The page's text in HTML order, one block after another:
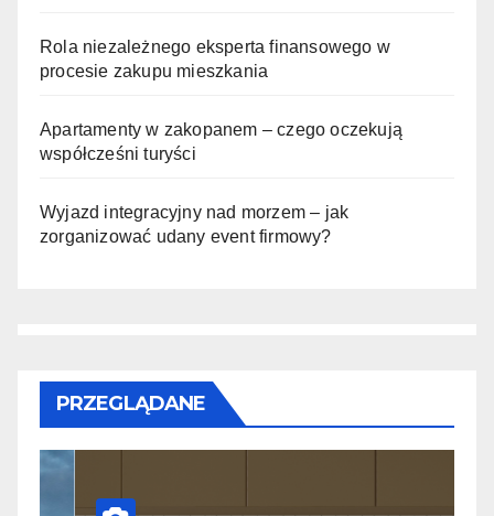
Rola niezależnego eksperta finansowego w
procesie zakupu mieszkania
Apartamenty w zakopanem – czego oczekują
współcześni turyści
Wyjazd integracyjny nad morzem – jak
zorganizować udany event firmowy?
PRZEGLĄDANE